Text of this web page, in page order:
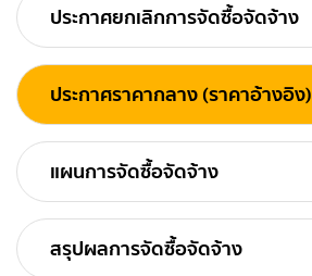
ประกาศยกเลิกการจัดซื้อจัดจ้าง
ประกาศราคากลาง (ราคาอ้างอิง)
แผนการจัดซื้อจัดจ้าง
สรุปผลการจัดซื้อจัดจ้าง